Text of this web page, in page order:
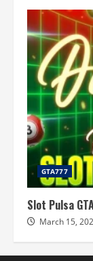
GTA777
Slot Pulsa
March 15,